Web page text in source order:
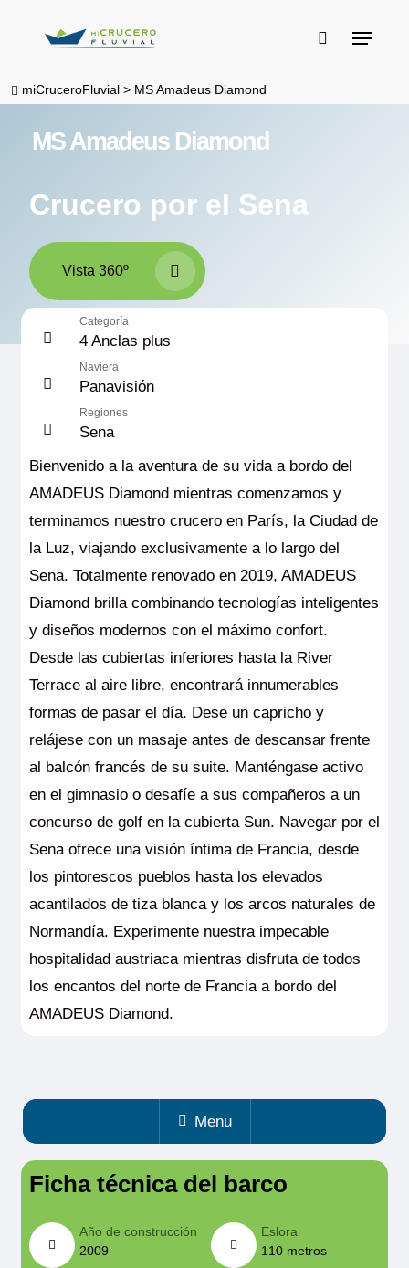
content
buscar
Menu
miCruceroFluvial > MS Amadeus Diamond
MS Amadeus Diamond
Crucero por el Sena
Vista 360º
Categoría
4 Anclas plus
Naviera
Panavisión
Regiones
Sena
Bienvenido a la aventura de su vida a bordo del
AMADEUS Diamond mientras comenzamos y
terminamos nuestro crucero en París, la Ciudad de
la Luz, viajando exclusivamente a lo largo del
Sena. Totalmente renovado en 2019, AMADEUS
Diamond brilla combinando tecnologías inteligentes
y diseños modernos con el máximo confort.
Desde las cubiertas inferiores hasta la River
Terrace al aire libre, encontrará innumerables
formas de pasar el día. Dese un capricho y
relájese con un masaje antes de descansar frente
al balcón francés de su suite. Manténgase activo
en el gimnasio o desafíe a sus compañeros a un
concurso de golf en la cubierta Sun. Navegar por el
Sena ofrece una visión íntima de Francia, desde
los pintorescos pueblos hasta los elevados
acantilados de tiza blanca y los arcos naturales de
Normandía. Experimente nuestra impecable
hospitalidad austriaca mientras disfruta de todos
los encantos del norte de Francia a bordo del
AMADEUS Diamond.
Menu
Ficha técnica del barco
Año de construcción
2009
Eslora
110 metros